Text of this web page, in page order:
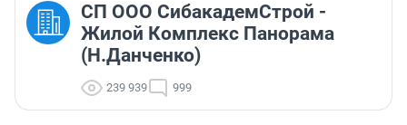
СП ООО СибакадемСтрой -
Жилой Комплекс Панорама
(Н.Данченко)
239 939 999